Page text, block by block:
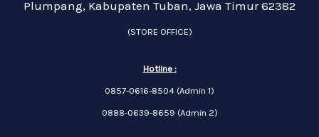
Plumpang, Kabupaten Tuban, Jawa Timur 62382
(STORE OFFICE)
Hotline :
0857-0616-8504 (Admin 1)
0888-0639-8659 (Admin 2)